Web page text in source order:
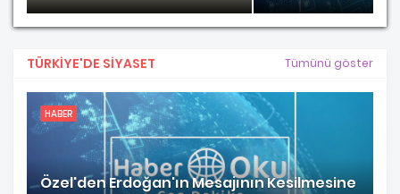
TÜRKIYE'DE SIYASET Tümünü göster
HABER
Özel'den Erdoğan'ın Mesajının Kesilmesine